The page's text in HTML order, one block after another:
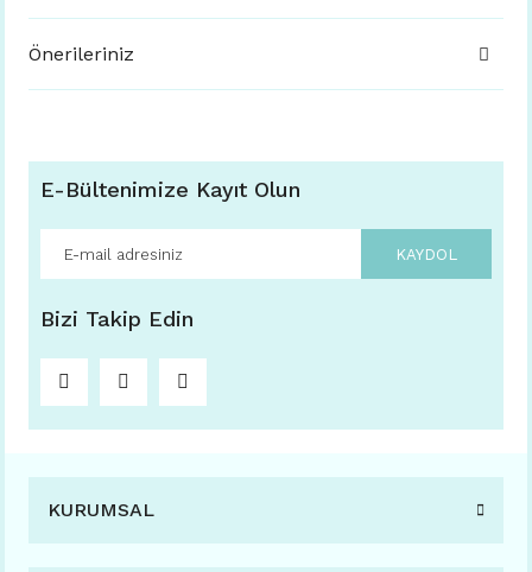
Önerileriniz
E-Bültenimize Kayıt Olun
KAYDOL
Bizi Takip Edin
KURUMSAL